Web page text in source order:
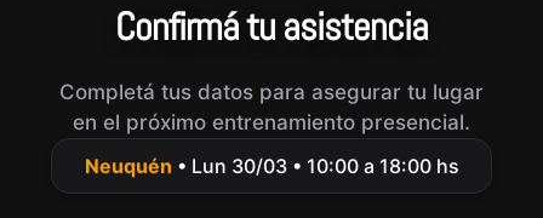
Confirmá tu asistencia
Completá tus datos para asegurar tu lugar
en el próximo entrenamiento presencial.
Neuquén • Lun 30/03 • 10:00 a 18:00 hs